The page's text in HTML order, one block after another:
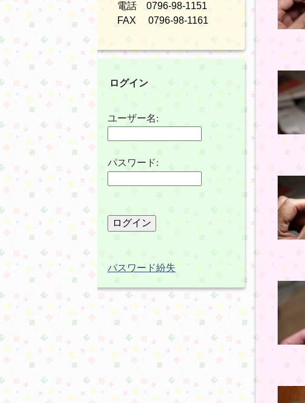
電話 0796-98-1151
FAX 0796-98-1161
ログイン
ユーザー名:
パスワード:
パスワード紛失